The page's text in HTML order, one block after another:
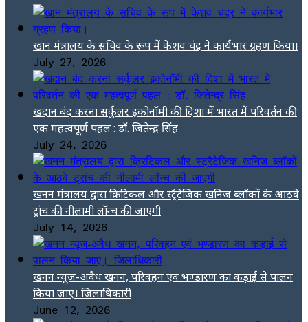
खान मंत्रालय के सचिव के रूप में केशव चंद्र ने कार्यभार ग्रहण किया।
July 27, 2026
खदान बंद करना सर्कुलर इकोनॉमी की दिशा में भारत में परिवर्तन की
एक महत्वपूर्ण पहल : डॉ. जितेन्द्र सिंह
July 24, 2026
खनन मंत्रालय द्वारा क्रिटिकल और स्ट्रैटेजिक खनिज ब्लॉकों के आठवे
ट्रांच की नीलामी लॉन्च की जाएगी
July 14, 2026
खनन न्यूज-अवैध खनन, परिवहन एवं भण्डारण का कड़ाई से पालन
किया जाए। जिलाधिकारी
June 12, 2026